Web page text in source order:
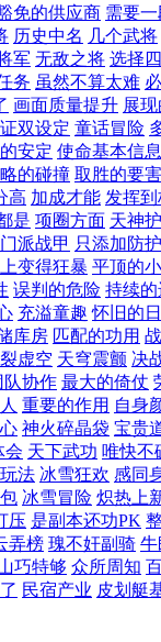
免的供应商 需要
历史中名 几个武将
军 无敌之将 选择
务 虽然不算太难
画面质量提升 展
双设定 童话冒险
安定 使命基本信息
的碰撞 取胜的要害
高 加成才能 发挥
是 项圈方面 天神
门派战甲 只添加防护
上变得狂暴 平顶的
误判的危险 持续的
充溢童趣 怀旧的
库房 匹配的功用
虚空 天穹震颤 决
队协作 最大的倚仗
重要的作用 自身
神火碎晶袋 宝贵
会 天下武功 唯快不
法 冰雪狂欢 感同
冰雪冒险 炽热上
压 是副本还功PK
弄榜 瑰不奸副骑 牛
巧特够 众所周知
民宿产业 皮划艇